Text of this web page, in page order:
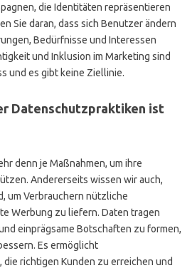
die Identitäten repräsentieren
Sie daran, dass sich Benutzer ändern
Bedürfnisse und Interessen
und Inklusion im Marketing sind
und es gibt keine Ziellinie.
Datenschutzpraktiken ist
denn je Maßnahmen, um ihre
Andererseits wissen wir auch,
um Verbrauchern nützliche
Werbung zu liefern. Daten tragen
einprägsame Botschaften zu formen,
Es ermöglicht
richtigen Kunden zu erreichen und